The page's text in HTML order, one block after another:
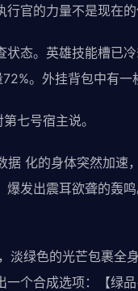
官的力量不是现在的
状态。英雄技能槽已
。外挂背包中有一
七号宿主说。
据 化的身体突然加
爆发出震耳欲聋的轰
淡绿色的光芒包裹
个合成选项：【绿